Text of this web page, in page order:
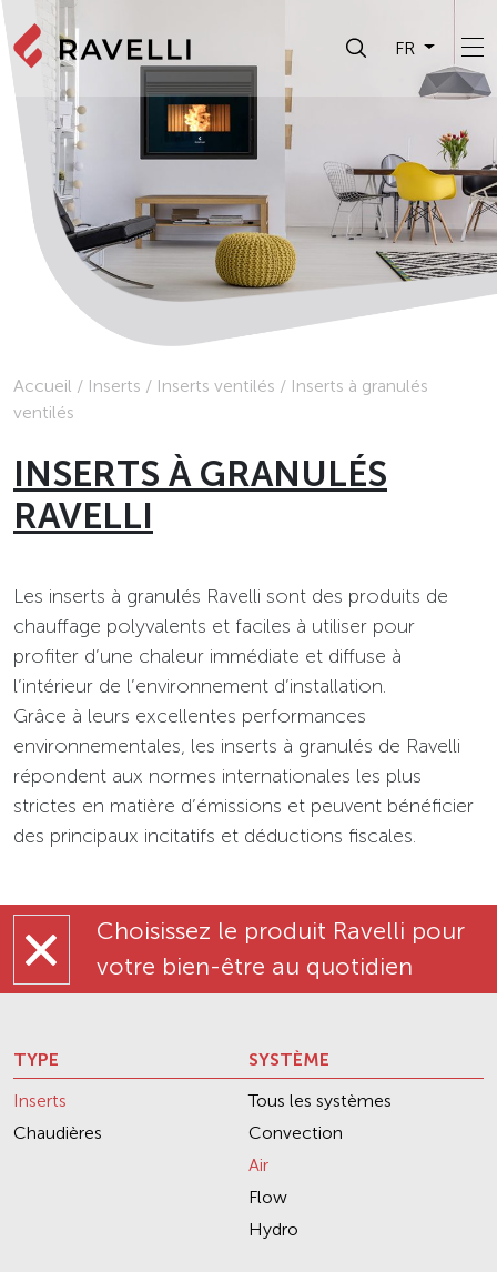
FR
Accueil / Inserts / Inserts ventilés / Inserts à granulés
ventilés
INSERTS À GRANULÉS
RAVELLI
Les inserts à granulés Ravelli sont des produits de
chauffage polyvalents et faciles à utiliser pour
profiter d’une chaleur immédiate et diffuse à
l’intérieur de l’environnement d’installation.
Grâce à leurs excellentes performances
environnementales, les inserts à granulés de Ravelli
répondent aux normes internationales les plus
strictes en matière d’émissions et peuvent bénéficier
des principaux incitatifs et déductions fiscales.
Choisissez le produit Ravelli pour
votre bien-être au quotidien
TYPE
Inserts
Chaudières
SYSTÈME
Tous les systèmes
Convection
Air
Flow
Hydro